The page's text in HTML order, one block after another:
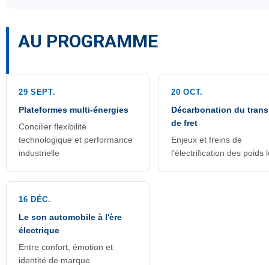
AU PROGRAMME
29 SEPT.
Plateformes multi-énergies
Concilier flexibilité
technologique et performance
industrielle
20 OCT.
Décarbonation du
de fret
Enjeux et freins de
l'électrification des poids
16 DÉC.
Le son automobile à l'ère
électrique
Entre confort, émotion et
identité de marque